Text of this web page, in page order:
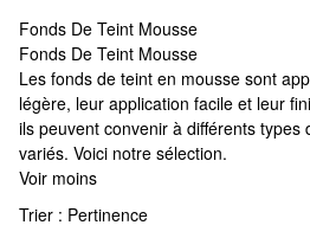
Fonds De Teint Mousse
Fonds De Teint Mousse
Fonds De Teint Mousse
Les fonds de teint en mousse sont
légère, leur application facile et leur
ils peuvent convenir à différents types
variés. Voici notre sélection.
Voir moins
Trier : Pertinence